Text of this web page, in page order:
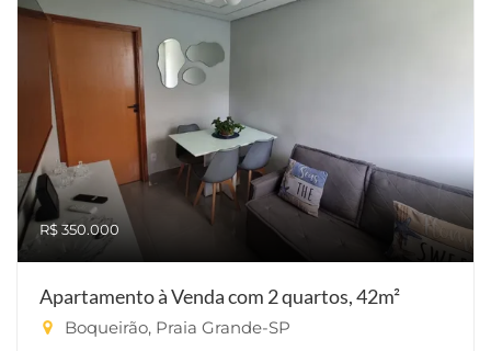
R$ 350.000
Apartamento à Venda com 2 quartos, 42m²
Boqueirão, Praia Grande-SP